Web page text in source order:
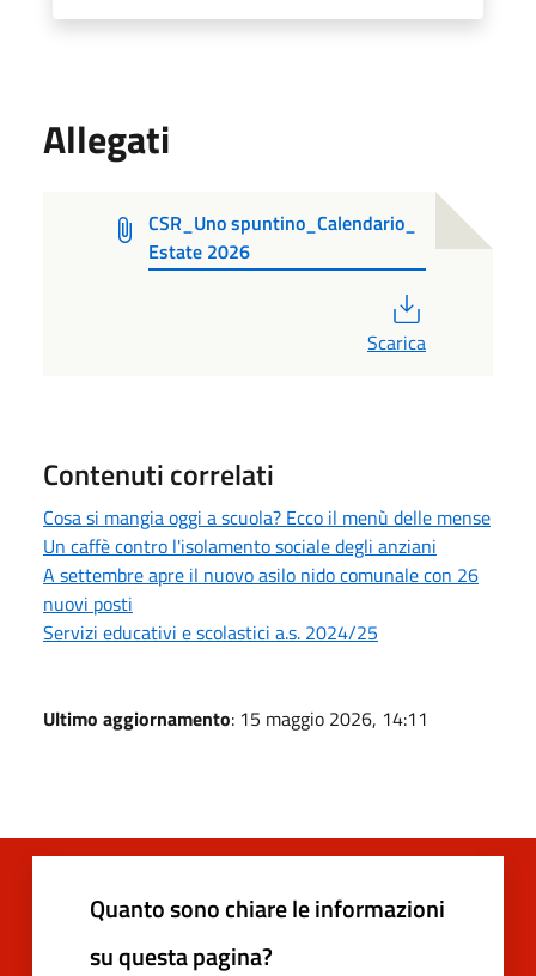
Allegati
CSR_Uno spuntino_Calendario_
Estate 2026
Scarica
Contenuti correlati
Cosa si mangia oggi a scuola? Ecco il menù delle mense
Un caffè contro l'isolamento sociale degli anziani
A settembre apre il nuovo asilo nido comunale con 26
nuovi posti
Servizi educativi e scolastici a.s. 2024/25
Ultimo aggiornamento: 15 maggio 2026, 14:11
Quanto sono chiare le informazioni
su questa pagina?